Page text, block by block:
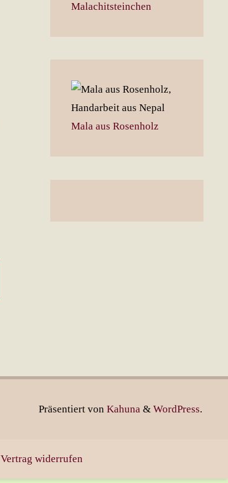
Malachitsteinchen
Mala aus Rosenholz
Präsentiert von Kahuna & WordPress.
Vertrag widerrufen